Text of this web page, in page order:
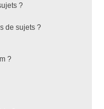
?
de sujets ?
?